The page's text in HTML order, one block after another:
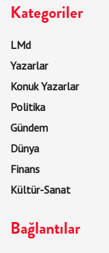
Kategoriler
LMd
Yazarlar
Konuk Yazarlar
Politika
Gündem
Dünya
Finans
Kültür-Sanat
Bağlantılar